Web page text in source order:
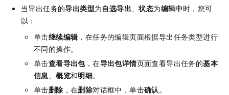
当导出任务的导出类型为自选导出 、状态为编辑中时，您可
以：
单击继续编辑 ，在任务的编辑页面根据导出任务类型进行
不同的操作。
单击查看导出包，在导出包详情页面查看导出任务的基本
信息 、概览和明细。
单击删除 ，在删除对话框中，单击确认 。